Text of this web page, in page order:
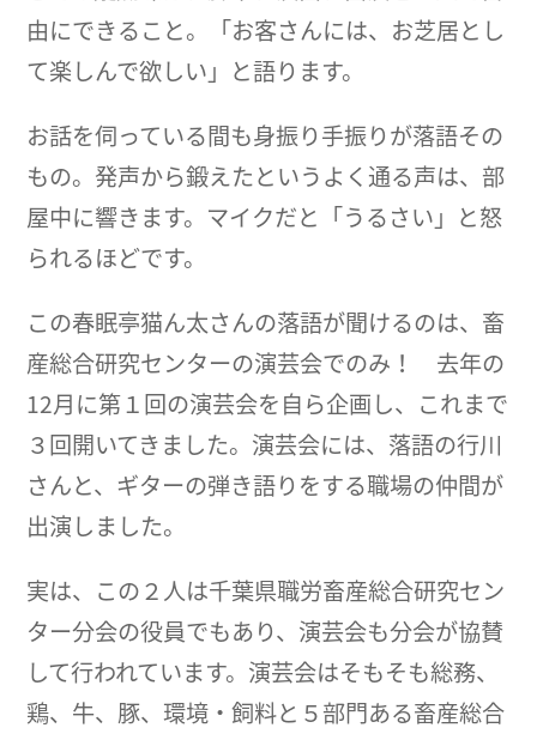
由にできること。「お客さんには、お芝居とし
て楽しんで欲しい」と語ります。
お話を伺っている間も身振り手振りが落語その
もの。発声から鍛えたというよく通る声は、部
屋中に響きます。マイクだと「うるさい」と怒
られるほどです。
この春眠亭猫ん太さんの落語が聞けるのは、畜
産総合研究センターの演芸会でのみ！ 去年の
12月に第１回の演芸会を自ら企画し、これまで
３回開いてきました。演芸会には、落語の行川
さんと、ギターの弾き語りをする職場の仲間が
出演しました。
実は、この２人は千葉県職労畜産総合研究セン
ター分会の役員でもあり、演芸会も分会が協賛
して行われています。演芸会はそもそも総務、
鶏、牛、豚、環境・飼料と５部門ある畜産総合